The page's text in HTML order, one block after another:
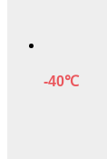
-40℃